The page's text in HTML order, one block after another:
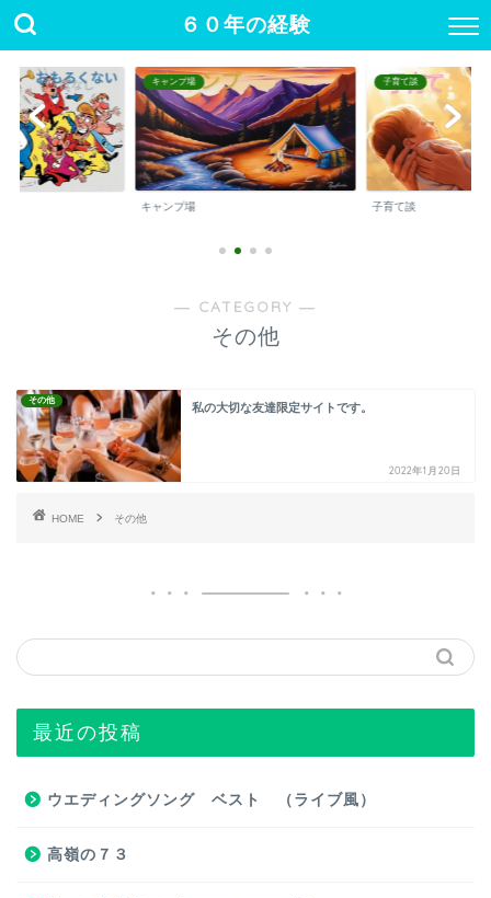
６０年の経験
キャンプ場
キャンプ場
子育て談
子育て談
― CATEGORY ―
その他
その他
私の大切な友達限定サイトです。
2022年1月20日
HOME その他
最近の投稿
ウエディングソング ベスト （ライブ風）
高嶺の７３